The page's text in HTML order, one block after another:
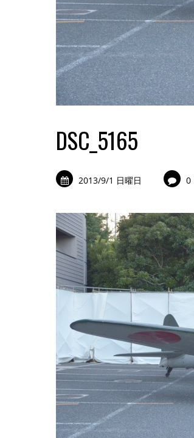
DSC_5165
2013/9/1 日曜日 0